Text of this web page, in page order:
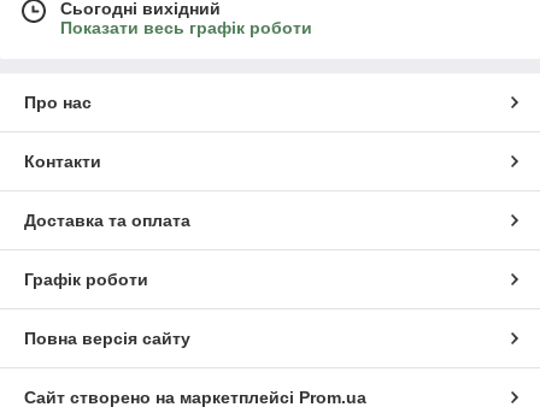
Сьогодні вихідний
Показати весь графік роботи
Про нас
Контакти
Доставка та оплата
Графік роботи
Повна версія сайту
Сайт створено на маркетплейсі Prom.ua